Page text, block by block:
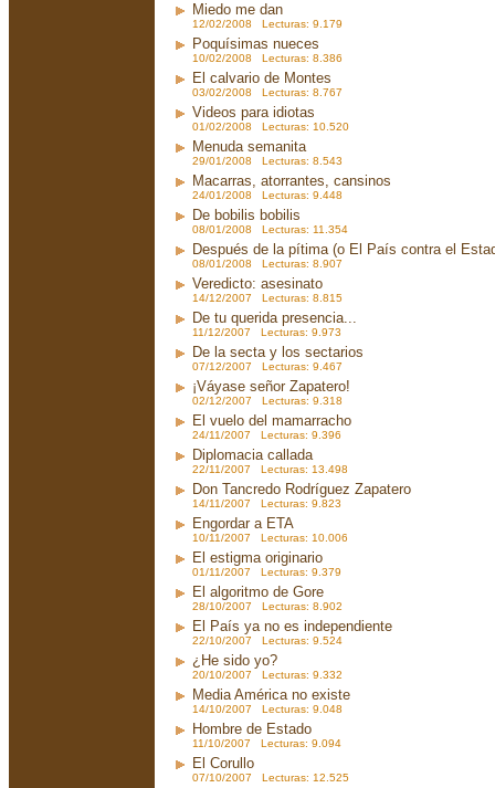
Miedo me dan
12/02/2008 Lecturas: 9.179
Poquísimas nueces
10/02/2008 Lecturas: 8.386
El calvario de Montes
03/02/2008 Lecturas: 8.767
Videos para idiotas
01/02/2008 Lecturas: 10.520
Menuda semanita
29/01/2008 Lecturas: 8.543
Macarras, atorrantes, cansinos
24/01/2008 Lecturas: 9.448
De bobilis bobilis
08/01/2008 Lecturas: 11.354
Después de la pítima (o El País contra el
08/01/2008 Lecturas: 8.907
Veredicto: asesinato
14/12/2007 Lecturas: 8.815
De tu querida presencia...
11/12/2007 Lecturas: 9.973
De la secta y los sectarios
07/12/2007 Lecturas: 9.467
¡Váyase señor Zapatero!
02/12/2007 Lecturas: 9.318
El vuelo del mamarracho
24/11/2007 Lecturas: 9.396
Diplomacia callada
22/11/2007 Lecturas: 13.498
Don Tancredo Rodríguez Zapatero
14/11/2007 Lecturas: 9.823
Engordar a ETA
10/11/2007 Lecturas: 10.006
El estigma originario
01/11/2007 Lecturas: 9.379
El algoritmo de Gore
28/10/2007 Lecturas: 8.902
El País ya no es independiente
22/10/2007 Lecturas: 9.524
¿He sido yo?
20/10/2007 Lecturas: 9.332
Media América no existe
14/10/2007 Lecturas: 9.048
Hombre de Estado
11/10/2007 Lecturas: 9.094
El Corullo
07/10/2007 Lecturas: 12.525